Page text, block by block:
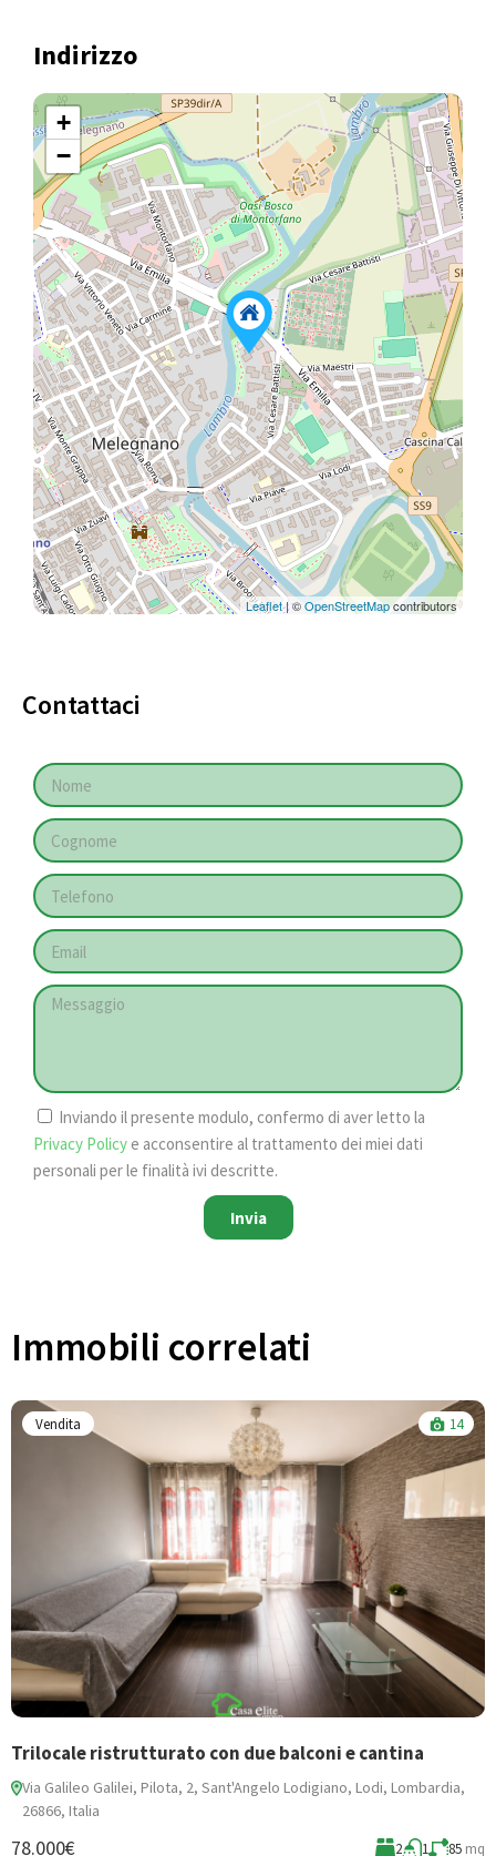
Indirizzo
+
−
Leaflet| ©OpenStreetMapcontributors
Contattaci
Inviando il presente modulo, confermo di aver letto la
Privacy Policy e acconsentire al trattamento dei miei dati
personali per le finalità ivi descritte.
Invia
Immobili correlati​
Vendita 14
Trilocale ristrutturato con due balconi e cantina
Via Galileo Galilei, Pilota, 2, Sant'Angelo Lodigiano, Lodi, Lombardia,
26866, Italia
78.000€ 2 1 85 mq